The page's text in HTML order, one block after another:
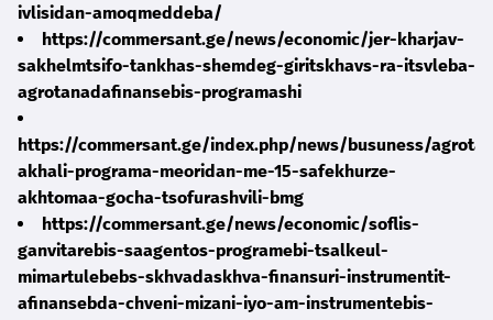
ivlisidan-amoqmeddeba/
https://commersant.ge/news/economic/jer-kharjav-
sakhelmtsifo-tankhas-shemdeg-giritskhavs-ra-itsvleba-
agrotanadafinansebis-programashi
https://commersant.ge/index.php/news/busuness/
akhali-programa-meoridan-me-15-safekhurze-
akhtomaa-gocha-tsofurashvili-bmg
https://commersant.ge/news/economic/soflis-
ganvitarebis-saagentos-programebi-tsalkeul-
mimartulebebs-skhvadaskhva-finansuri-instrumentit-
afinansebda-chveni-mizani-iyo-am-instrumentebis-